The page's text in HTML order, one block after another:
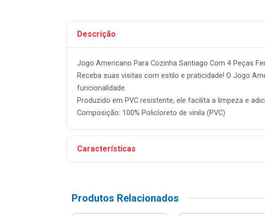
Descrição
Jogo Americano Para Cozinha Santiago Com 4 Peças
Receba suas visitas com estilo e praticidade! O Jogo
funcionalidade.
Produzido em PVC resistente, ele facilita a limpeza e
Composição: 100% Policloreto de vinila (PVC)
Características
Produtos Relacionados